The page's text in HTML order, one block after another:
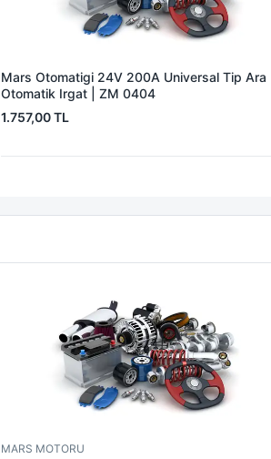
Mars Otomatigi 24V 200A Universal Tip Ara
Otomatik Irgat | ZM 0404
1.757,00 TL
MARS MOTORU